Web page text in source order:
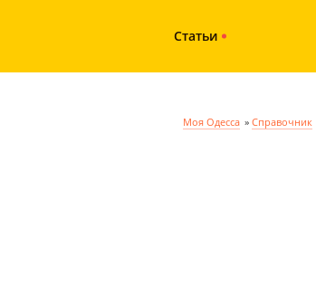
Статьи
Моя Одесса » Справочник